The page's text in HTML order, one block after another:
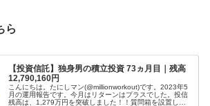
ら
【投資信託】独身男の積立投資 73ヵ月目｜残高
12,790,160円
こんにちは。たにしマン(@millionworkout)です。2023年5
月の運用報告です。今月はリターンはプラスでした。投信
残高は、1,279万円を突破しました！！質問箱を設置した